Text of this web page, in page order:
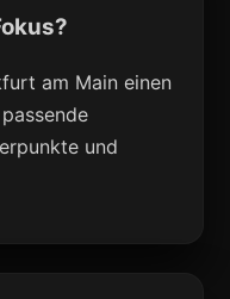
am Main einen
und